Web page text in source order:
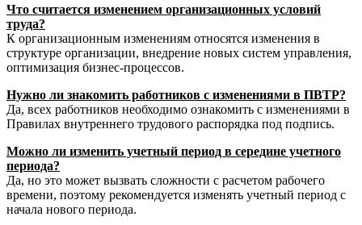
Что считается изменением организационных условий
труда?
К организационным изменениям относятся изменения в
структуре организации, внедрение новых систем управления,
оптимизация бизнес-процессов.
Нужно ли знакомить работников с изменениями в ПВТР?
Да, всех работников необходимо ознакомить с изменениями в
Правилах внутреннего трудового распорядка под подпись.
Можно ли изменить учетный период в середине учетного
периода?
Да, но это может вызвать сложности с расчетом рабочего
времени, поэтому рекомендуется изменять учетный период с
начала нового периода.